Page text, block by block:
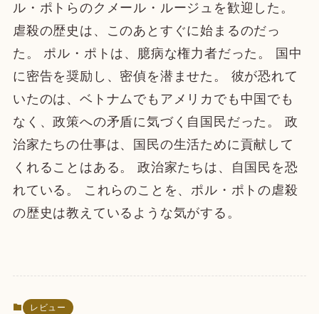
ル・ポトらのクメール・ルージュを歓迎した。
虐殺の歴史は、このあとすぐに始まるのだっ
た。 ポル・ポトは、臆病な権力者だった。 国中
に密告を奨励し、密偵を潜ませた。 彼が恐れて
いたのは、ベトナムでもアメリカでも中国でも
なく、政策への矛盾に気づく自国民だった。 政
治家たちの仕事は、国民の生活ために貢献して
くれることはある。 政治家たちは、自国民を恐
れている。 これらのことを、ポル・ポトの虐殺
の歴史は教えているような気がする。
レビュー